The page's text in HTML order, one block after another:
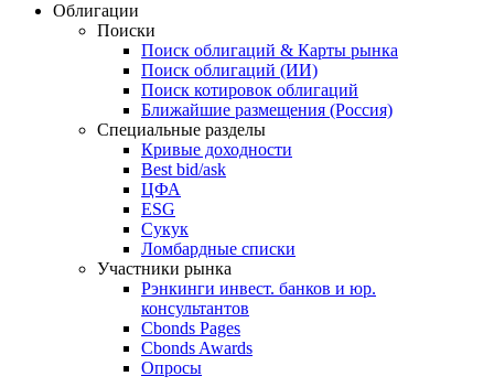
Облигации
Поиски
Поиск облигаций & Карты рынка
Поиск облигаций (ИИ)
Поиск котировок облигаций
Ближайшие размещения (Россия)
Специальные разделы
Кривые доходности
Best bid/ask
ЦФА
ESG
Сукук
Ломбардные списки
Участники рынка
Рэнкинги инвест. банков и юр.
консультантов
Cbonds Pages
Cbonds Awards
Опросы